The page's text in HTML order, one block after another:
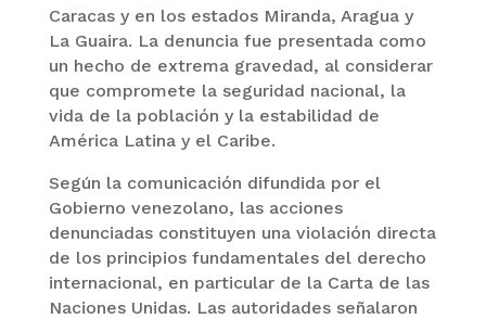
Caracas y en los estados Miranda, Aragua y
La Guaira. La denuncia fue presentada como
un hecho de extrema gravedad, al considerar
que compromete la seguridad nacional, la
vida de la población y la estabilidad de
América Latina y el Caribe.
Según la comunicación difundida por el
Gobierno venezolano, las acciones
denunciadas constituyen una violación directa
de los principios fundamentales del derecho
internacional, en particular de la Carta de las
Naciones Unidas. Las autoridades señalaron